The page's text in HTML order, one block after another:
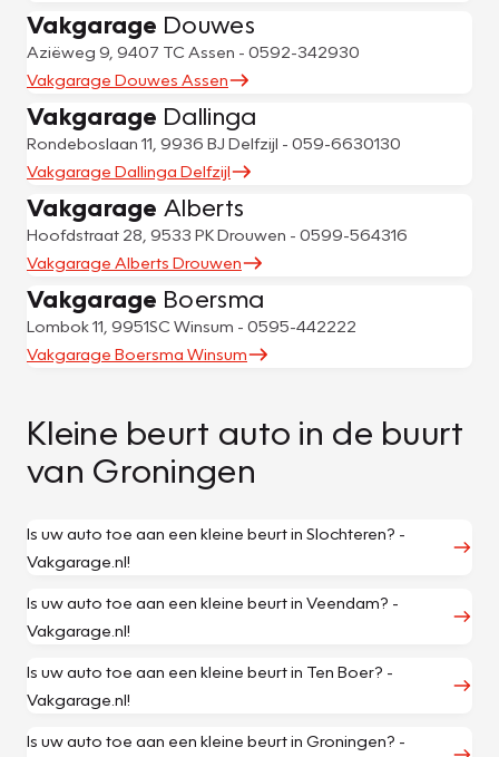
Vakgarage Douwes
Aziëweg 9, 9407 TC Assen - 0592-342930
Vakgarage Douwes Assen
Vakgarage Dallinga
Rondeboslaan 11, 9936 BJ Delfzijl - 059-6630130
Vakgarage Dallinga Delfzijl
Vakgarage Alberts
Hoofdstraat 28, 9533 PK Drouwen - 0599-564316
Vakgarage Alberts Drouwen
Vakgarage Boersma
Lombok 11, 9951SC Winsum - 0595-442222
Vakgarage Boersma Winsum
Kleine beurt auto in de buurt
van Groningen
Is uw auto toe aan een kleine beurt in Slochteren? -
Vakgarage.nl!
Is uw auto toe aan een kleine beurt in Veendam? -
Vakgarage.nl!
Is uw auto toe aan een kleine beurt in Ten Boer? -
Vakgarage.nl!
Is uw auto toe aan een kleine beurt in Groningen? -